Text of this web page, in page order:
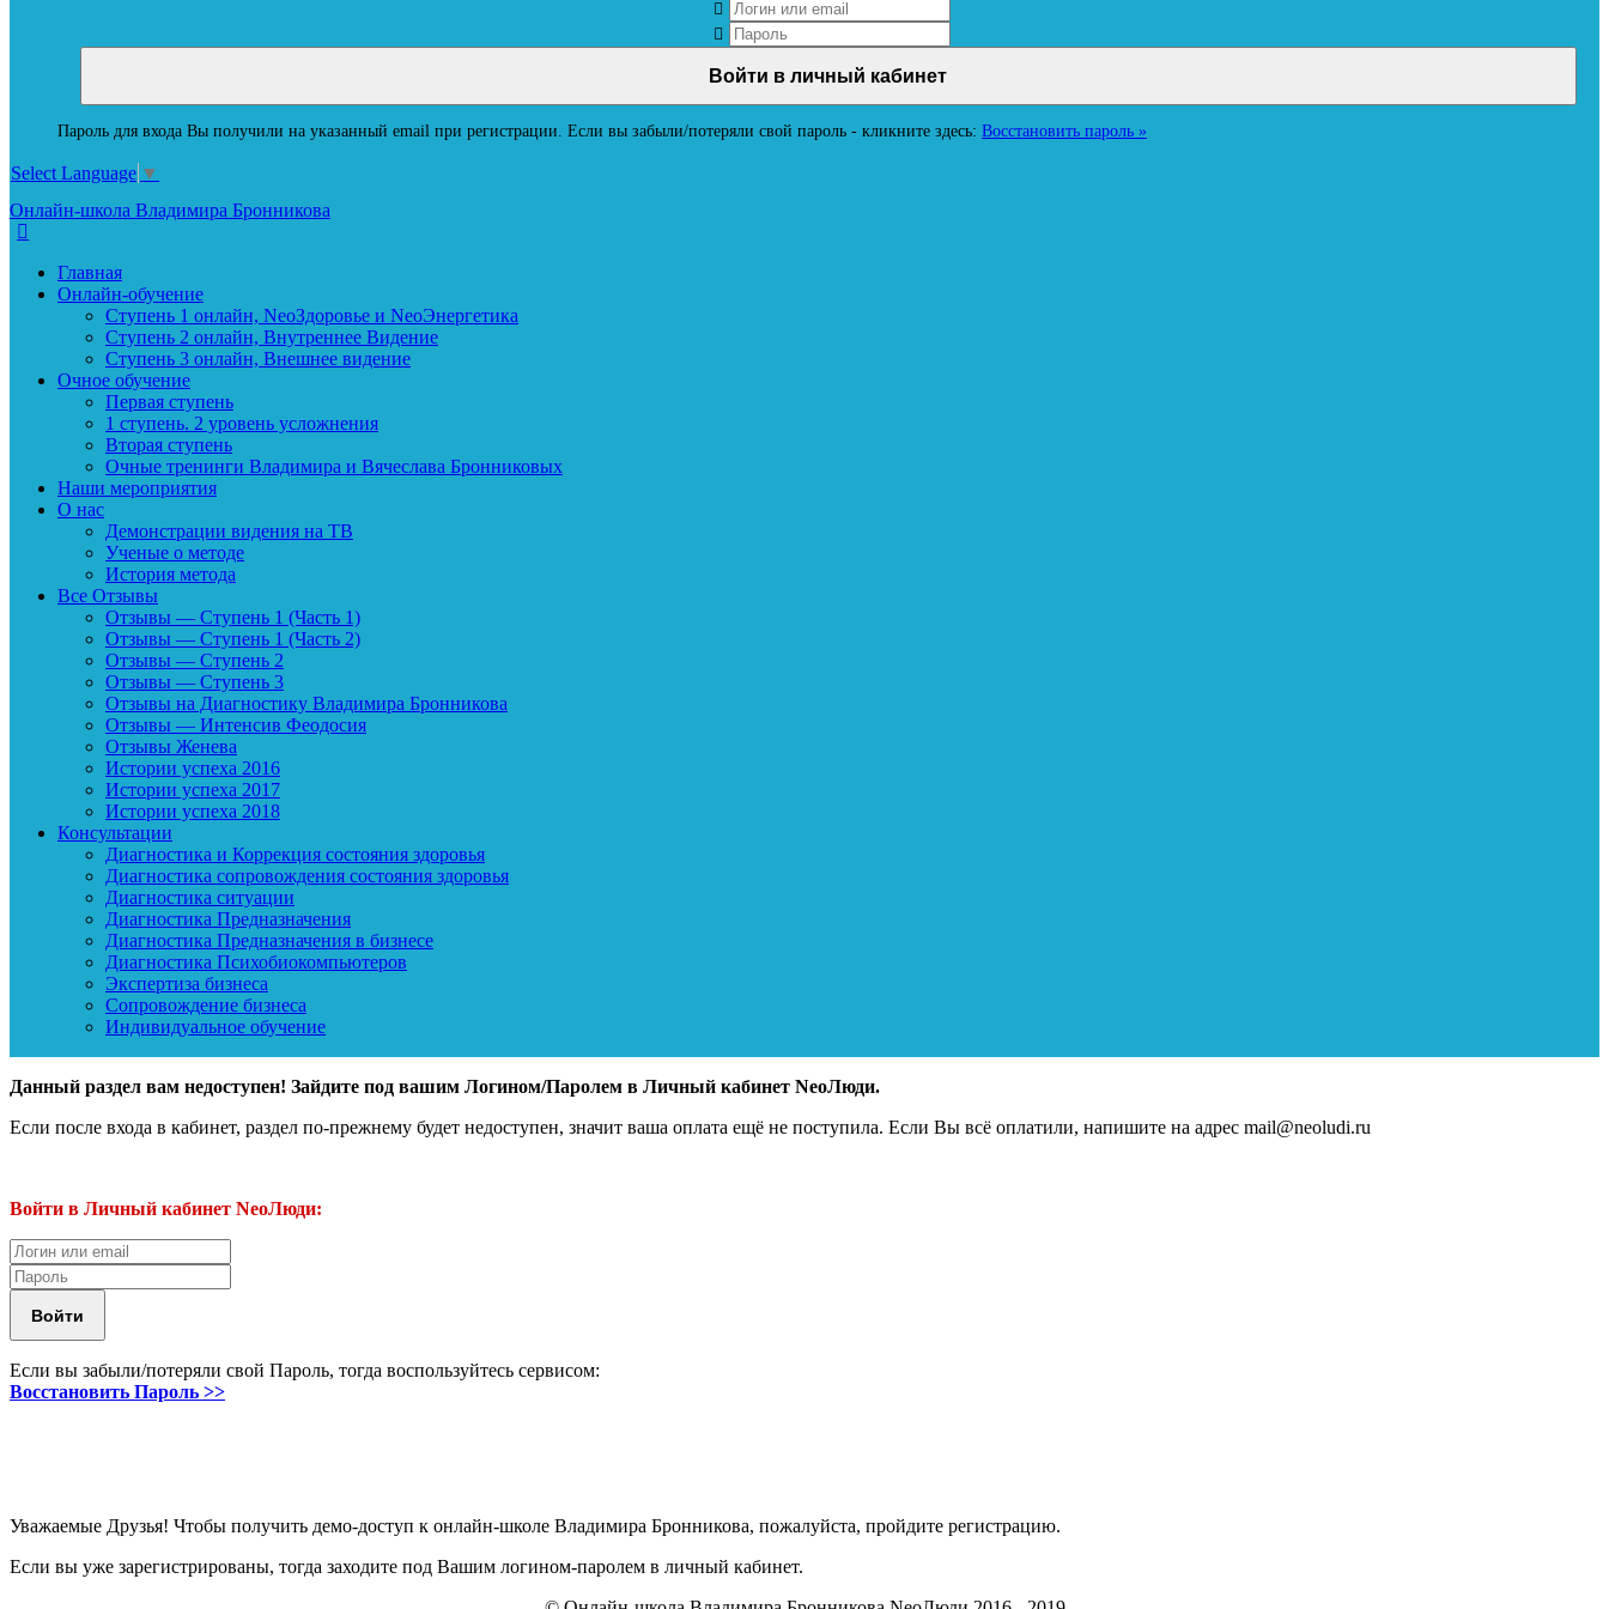
Пароль для входа Вы получили на указанный email при регистрации. Если вы забыли/потеряли свой пароль - кликните здесь: Восстановить пароль »
Select Language ▼
Онлайн-школа Владимира Бронникова
Главная
Онлайн-обучение
Ступень 1 онлайн, NeoЗдоровье и NeoЭнергетика
Ступень 2 онлайн, Внутреннее Видение
Ступень 3 онлайн, Внешнее видение
Очное обучение
Первая ступень
1 ступень. 2 уровень усложнения
Вторая ступень
Очные тренинги Владимира и Вячеслава Бронниковых
Наши мероприятия
О нас
Демонстрации видения на ТВ
Ученые о методе
История метода
Все Отзывы
Отзывы — Ступень 1 (Часть 1)
Отзывы — Ступень 1 (Часть 2)
Отзывы — Ступень 2
Отзывы — Ступень 3
Отзывы на Диагностику Владимира Бронникова
Отзывы — Интенсив Феодосия
Отзывы Женева
Истории успеха 2016
Истории успеха 2017
Истории успеха 2018
Консультации
Диагностика и Коррекция состояния здоровья
Диагностика сопровождения состояния здоровья
Диагностика ситуации
Диагностика Предназначения
Диагностика Предназначения в бизнесе
Диагностика Психобиокомпьютеров
Экспертиза бизнеса
Сопровождение бизнеса
Индивидуальное обучение
Данный раздел вам недоступен! Зайдите под вашим Логином/Паролем в Личный кабинет NeoЛюди.
Если после входа в кабинет, раздел по-прежнему будет недоступен, значит ваша оплата ещё не поступила. Если Вы всё оплатили, напишите на адрес mail@neoludi.ru
Войти в Личный кабинет NeoЛюди:
Если вы забыли/потеряли свой Пароль, тогда воспользуйтесь сервисом:
Восстановить Пароль >>
Уважаемые Друзья! Чтобы получить демо-доступ к онлайн-школе Владимира Бронникова, пожалуйста, пройдите регистрацию.
Если вы уже зарегистрированы, тогда заходите под Вашим логином-паролем в личный кабинет.